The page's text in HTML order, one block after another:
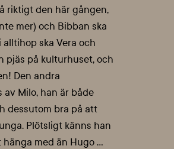
riktigt den här gången,
mer) och Bibban ska
ska Vera och
pjäs på kulturhuset, och
Den andra
av Milo, han är både
dessutom bra på att
Plötsligt känns han
med än Hugo …